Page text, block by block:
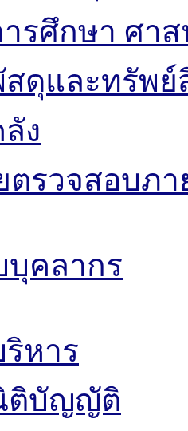
ารศึกษา ศา
สดุและทรัพย์
ง
ตรวจสอบภา
บุคลากร
หาร
ติบัญญัติ